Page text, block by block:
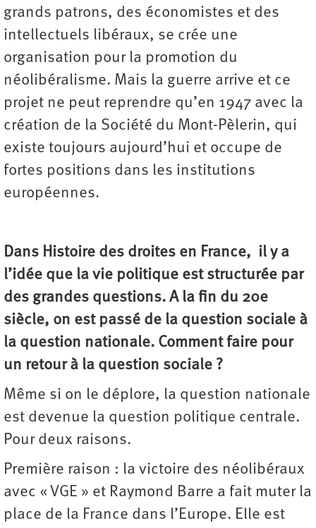
grands patrons, des économistes et des
intellectuels libéraux, se crée une
organisation pour la promotion du
néolibéralisme. Mais la guerre arrive et ce
projet ne peut reprendre qu’en 1947 avec la
création de la Société du Mont-Pèlerin, qui
existe toujours aujourd’hui et occupe de
fortes positions dans les institutions
européennes.
Dans Histoire des droites en France, il y a
l’idée que la vie politique est structurée par
des grandes questions. A la fin du 20e
siècle, on est passé de la question sociale à
la question nationale. Comment faire pour
un retour à la question sociale ?
Même si on le déplore, la question nationale
est devenue la question politique centrale.
Pour deux raisons.
Première raison : la victoire des néolibéraux
avec « VGE » et Raymond Barre a fait muter la
place de la France dans l’Europe. Elle est